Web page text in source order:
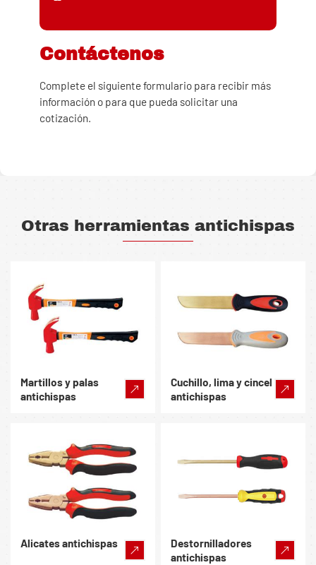
Contáctenos
Complete el siguiente formulario para recibir más
información o para que pueda solicitar una
cotización.
Otras herramientas antichispas
Martillos y palas
antichispas
Cuchillo, lima y cincel
antichispas
Alicates antichispas
Destornilladores
antichispas